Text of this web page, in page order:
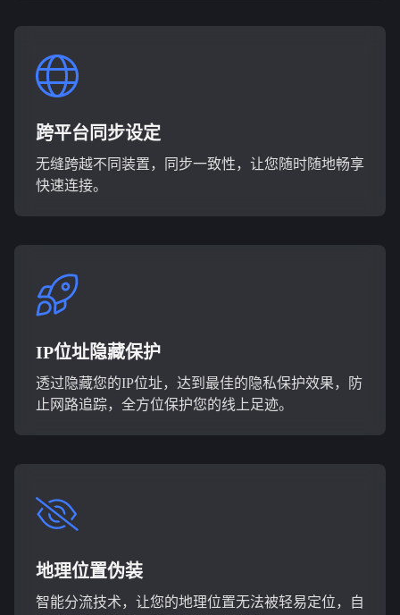
跨平台同步设定
无缝跨越不同装置，同步一致性，让您随时随地畅享
快速连接。
IP位址隐藏保护
透过隐藏您的IP位址，达到最佳的隐私保护效果，防
止网路追踪，全方位保护您的线上足迹。
地理位置伪装
智能分流技术，让您的地理位置无法被轻易定位，自